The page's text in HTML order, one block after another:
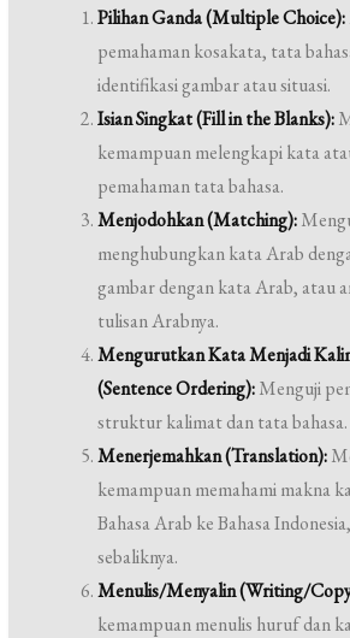
Pilihan Ganda (Multiple Choice):
pemahaman kosakata, tata
identifikasi gambar atau situasi.
Isian Singkat (Fill in the Blanks):
kemampuan melengkapi kata
pemahaman tata bahasa.
Menjodohkan (Matching):
menghubungkan kata Arab
gambar dengan kata Arab, atau
tulisan Arabnya.
Mengurutkan Kata Menjadi
(Sentence Ordering):Menguji
struktur kalimat dan tata bahasa.
Menerjemahkan (Translation):
kemampuan memahami makna
Bahasa Arab ke Bahasa
sebaliknya.
Menulis/Menyalin (Writing/
kemampuan menulis huruf dan